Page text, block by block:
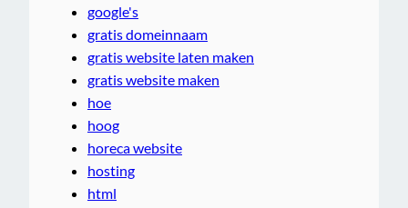
google's
gratis domeinnaam
gratis website laten maken
gratis website maken
hoe
hoog
horeca website
hosting
html